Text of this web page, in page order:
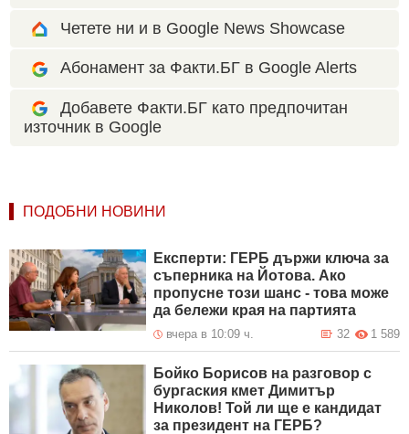
Четете ни и в Google News Showcase
Абонамент за Факти.БГ в Google Alerts
Добавете Факти.БГ като предпочитан
източник в Google
ПОДОБНИ НОВИНИ
Експерти: ГЕРБ държи ключа за
съперника на Йотова. Ако
пропусне този шанс - това може
да бележи края на партията
вчера в 10:09 ч. 1 589
32
Бойко Борисов на разговор с
бургаския кмет Димитър
Николов! Той ли ще е кандидат
за президент на ГЕРБ?